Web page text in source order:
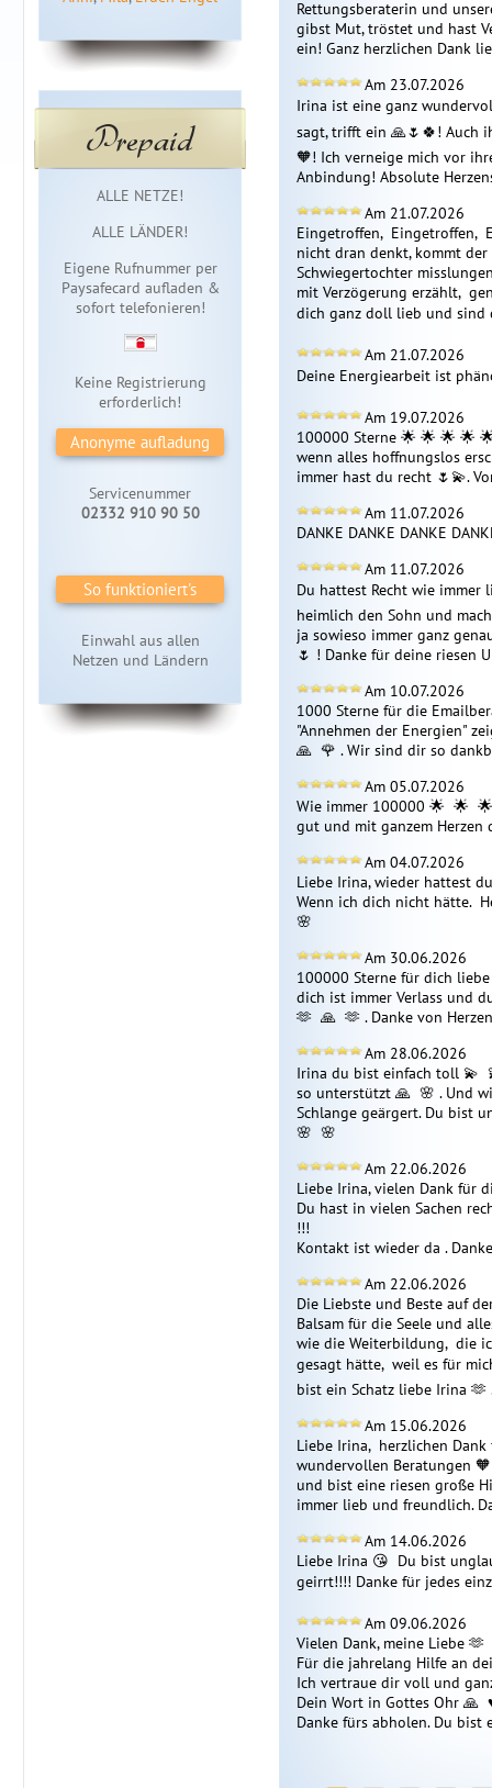
Prepaid
Sofortzugang
ALLE NETZE!
ALLE LÄNDER!
Eigene Rufnummer per
Paysafecard aufladen &
sofort telefonieren!
Keine Registrierung
erforderlich!
Anonyme aufladung
Servicenummer
02332 910 90 50
So funktioniert's
Einwahl aus allen
Netzen und Ländern
Rettungsberaterin und
gibst Mut, tröstet und hast
ein! Ganz herzlichen Dank
Am 23.07.2026
Irina ist eine ganz
sagt, trifft ein 🙏🌷🍀! Auch
🧡! Ich verneige mich vor
Anbindung! Absolute
Am 21.07.2026
Eingetroffen,  Eingetroffen,
nicht dran denkt, kommt
Schwiegertochter
mit Verzögerung erzählt,
dich ganz doll lieb und
Am 21.07.2026
Deine Energiearbeit ist
Am 19.07.2026
100000 Sterne 🌟 🌟 🌟 🌟
wenn alles hoffnungslos
immer hast du recht 🌷💫.
Am 11.07.2026
DANKE DANKE DANKE
Am 11.07.2026
Du hattest Recht wie immer
heimlich den Sohn und
ja sowieso immer ganz
🌷 ! Danke für deine riesen
Am 10.07.2026
1000 Sterne für die
"Annehmen der Energien"
🙏  🌹 . Wir sind dir so
Am 05.07.2026
Wie immer 100000 🌟  🌟
gut und mit ganzem
Am 04.07.2026
Liebe Irina, wieder hattest
Wenn ich dich nicht hätte.
🌸
Am 30.06.2026
100000 Sterne für dich
dich ist immer Verlass und
🫶  🙏  🫶 . Danke von
Am 28.06.2026
Irina du bist einfach toll 💫
so unterstützt 🙏  🌸 . Und
Schlange geärgert. Du bist
🌸  🌸
Am 22.06.2026
Liebe Irina, vielen Dank für
Du hast in vielen Sachen
!!!
Kontakt ist wieder da .
Am 22.06.2026
Die Liebste und Beste auf
Balsam für die Seele und
wie die Weiterbildung,  die
gesagt hätte,  weil es für
bist ein Schatz liebe Irina
Am 15.06.2026
Liebe Irina,  herzlichen
wundervollen Beratungen
und bist eine riesen große
immer lieb und freundlich.
Am 14.06.2026
Liebe Irina 😘  Du bist
geirrt!!!! Danke für jedes
Am 09.06.2026
Vielen Dank, meine Liebe 🫶
Für die jahrelang Hilfe an
Ich vertraue dir voll und
Dein Wort in Gottes Ohr 🙏
Danke fürs abholen. Du bist